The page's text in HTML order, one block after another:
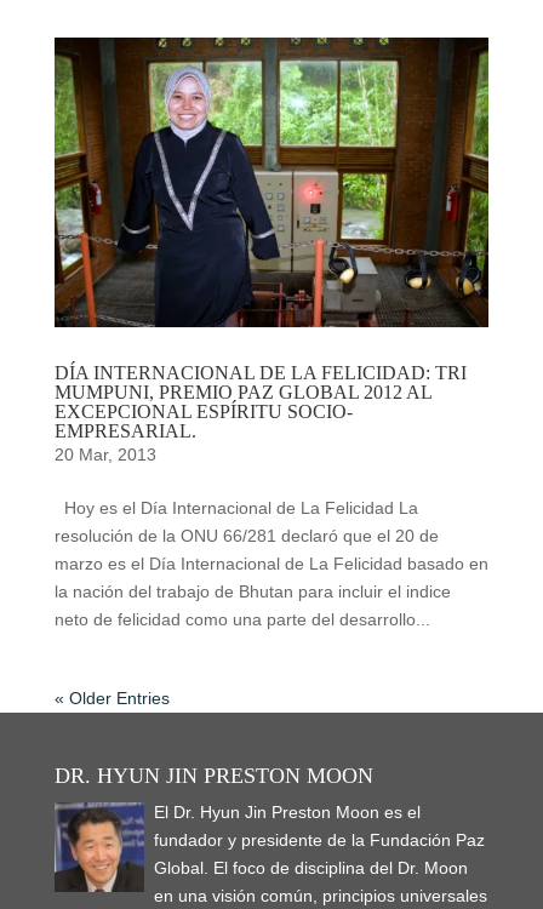
DÍA INTERNACIONAL DE LA FELICIDAD: TRI
MUMPUNI, PREMIO PAZ GLOBAL 2012 AL
EXCEPCIONAL ESPÍRITU SOCIO-
EMPRESARIAL.
20 Mar, 2013
Hoy es el Día Internacional de La Felicidad La
resolución de la ONU 66/281 declaró que el 20 de
marzo es el Día Internacional de La Felicidad basado en
la nación del trabajo de Bhutan para incluir el indice
neto de felicidad como una parte del desarrollo...
« Older Entries
DR. HYUN JIN PRESTON MOON
El Dr. Hyun Jin Preston Moon es el
fundador y presidente de la Fundación Paz
Global. El foco de disciplina del Dr. Moon
en una visión común, principios universales